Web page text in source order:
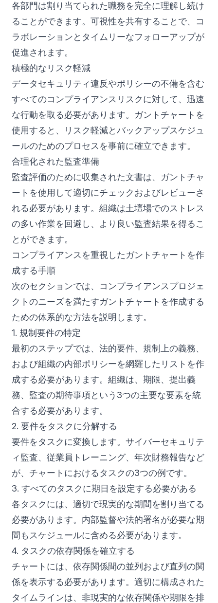
各部門は割り当てられた職務を完全に理解し続け
ることができます。可視性を共有することで、コ
ラボレーションとタイムリーなフォローアップが
促進されます。
積極的なリスク軽減
データセキュリティ違反やポリシーの不備を含む
すべてのコンプライアンスリスクに対して、迅速
な行動を取る必要があります。ガントチャートを
使用すると、リスク軽減とバックアップスケジュ
ールのためのプロセスを事前に確立できます。
合理化された監査準備
監査評価のために収集された文書は、ガントチャ
ートを使用して適切にチェックおよびレビューさ
れる必要があります。組織は土壇場でのストレス
の多い作業を回避し、より良い監査結果を得るこ
とができます。
コンプライアンスを重視したガントチャートを作
成する手順
次のセクションでは、コンプライアンスプロジェ
クトのニーズを満たすガントチャートを作成する
ための体系的な方法を説明します。
1. 規制要件の特定
最初のステップでは、法的要件、規制上の義務、
および組織の内部ポリシーを網羅したリストを作
成する必要があります。組織は、期限、提出義
務、監査の期待事項という3つの主要な要素を統
合する必要があります。
2. 要件をタスクに分解する
要件をタスクに変換します。サイバーセキュリテ
ィ監査、従業員トレーニング、年次財務報告など
が、チャートにおけるタスクの3つの例です。
3. すべてのタスクに期日を設定する必要がある
各タスクには、適切で現実的な期間を割り当てる
必要があります。内部監督や法的署名が必要な期
間もスケジュールに含める必要があります。
4. タスクの依存関係を確立する
チャートには、依存関係間の並列および直列の関
係を表示する必要があります。適切に構成された
タイムラインは、非現実的な依存関係や期限を排